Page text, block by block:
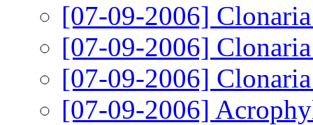
[07-09-2006]
[07-09-2006]
[07-09-2006]
[07-09-2006]